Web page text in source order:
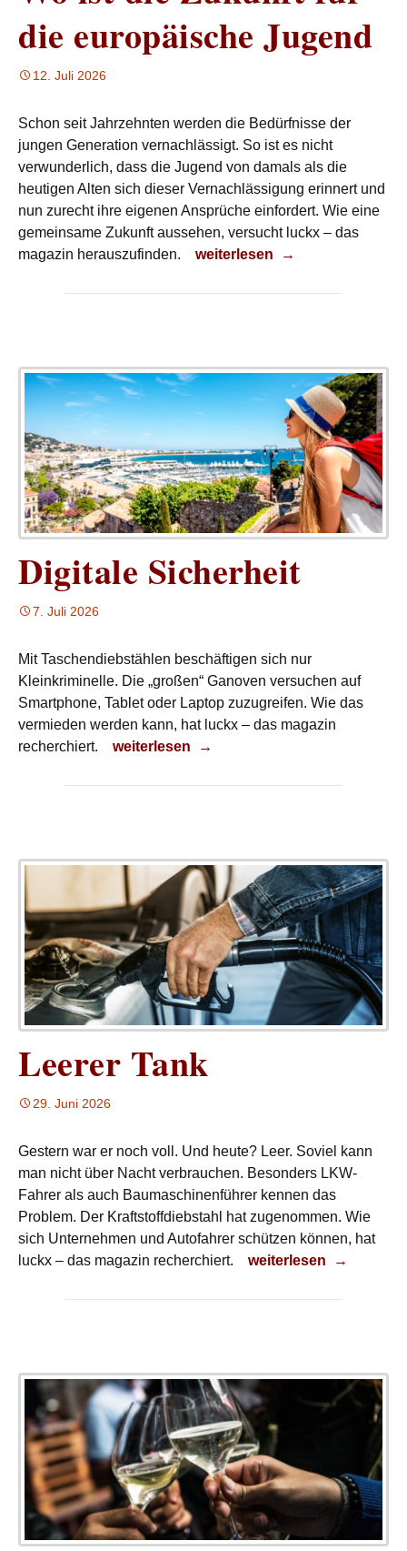
die europäische Jugend
12. Juli 2026
Schon seit Jahrzehnten werden die Bedürfnisse der
jungen Generation vernachlässigt. So ist es nicht
verwunderlich, dass die Jugend von damals als die
heutigen Alten sich dieser Vernachlässigung erinnert und
nun zurecht ihre eigenen Ansprüche einfordert. Wie eine
gemeinsame Zukunft aussehen, versucht luckx – das
magazin herauszufinden.
Wo ist die Zukunft für die
weiterlesen →
Digitale Sicherheit
7. Juli 2026
Mit Taschendiebstählen beschäftigen sich nur
Kleinkriminelle. Die „großen“ Ganoven versuchen auf
Smartphone, Tablet oder Laptop zuzugreifen. Wie das
vermieden werden kann, hat luckx – das magazin
recherchiert.
Digitale Sicherheit
weiterlesen →
Leerer Tank
29. Juni 2026
Gestern war er noch voll. Und heute? Leer. Soviel kann
man nicht über Nacht verbrauchen. Besonders LKW-
Fahrer als auch Baumaschinenführer kennen das
Problem. Der Kraftstoffdiebstahl hat zugenommen. Wie
sich Unternehmen und Autofahrer schützen können, hat
luckx – das magazin recherchiert.
Leerer Tank
weiterlesen →